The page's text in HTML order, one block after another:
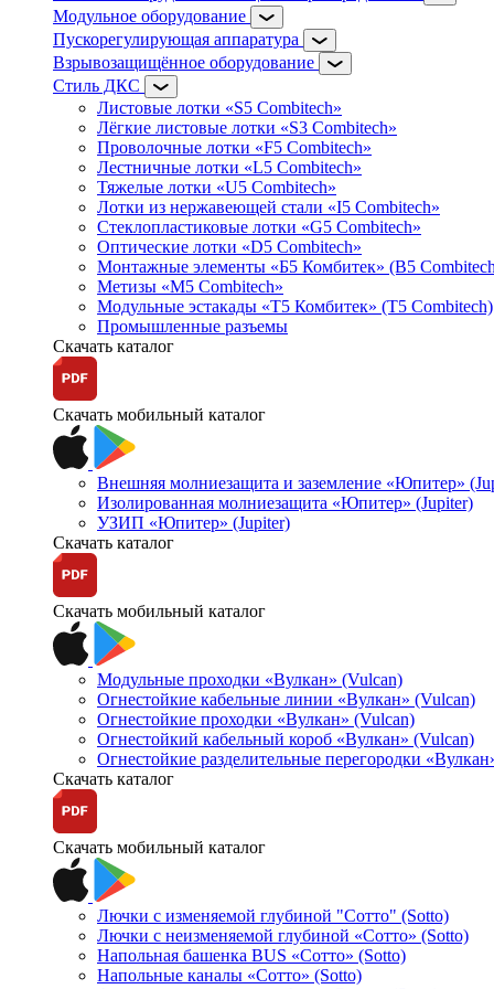
Модульное оборудование
Пускорегулирующая аппаратура
Взрывозащищённое оборудование
Стиль ДКС
Листовые лотки «S5 Combitech»
Лёгкие листовые лотки «S3 Combitech»
Проволочные лотки «F5 Combitech»
Лестничные лотки «L5 Combitech»
Тяжелые лотки «U5 Combitech»
Лотки из нержавеющей стали «I5 Combitech»
Стеклопластиковые лотки «G5 Combitech»
Оптические лотки «D5 Combitech»
Монтажные элементы «Б5 Комбитек» (B5
Метизы «M5 Combitech»
Модульные эстакады «Т5 Комбитек» (T5 Combitech)
Промышленные разъемы
Скачать каталог
Скачать мобильный каталог
Внешняя молниезащита и заземление «Юпитер»
Изолированная молниезащита «Юпитер» (Jupiter)
УЗИП «Юпитер» (Jupiter)
Скачать каталог
Скачать мобильный каталог
Модульные проходки «Вулкан» (Vulcan)
Огнестойкие кабельные линии «Вулкан» (Vulcan)
Огнестойкие проходки «Вулкан» (Vulcan)
Огнестойкий кабельный короб «Вулкан» (Vulcan)
Огнестойкие разделительные перегородки
Скачать каталог
Скачать мобильный каталог
Лючки с изменяемой глубиной "Сотто" (Sotto)
Лючки с неизменяемой глубиной «Сотто» (Sotto)
Напольная башенка BUS «Сотто» (Sotto)
Напольные каналы «Сотто» (Sotto)